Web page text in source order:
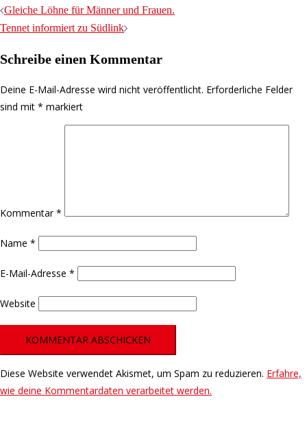
Beitrags-
Navigation
Gleiche Löhne für Männer und Frauen.
Tennet informiert zu Südlink
Schreibe einen Kommentar
Deine E-Mail-Adresse wird nicht veröffentlicht. Erforderliche Felder
sind mit * markiert
Kommentar*
Name *
E-Mail-Adresse *
Website
Diese Website verwendet Akismet, um Spam zu reduzieren. Erfahre,
wie deine Kommentardaten verarbeitet werden.